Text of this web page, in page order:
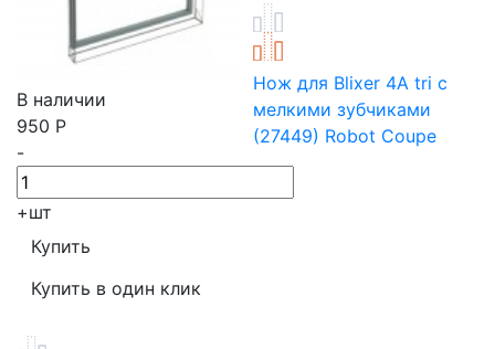
В наличии
950 Р
-
+шт
Нож для Blixer 4А tri с
мелкими зубчиками
(27449) Robot Coupe